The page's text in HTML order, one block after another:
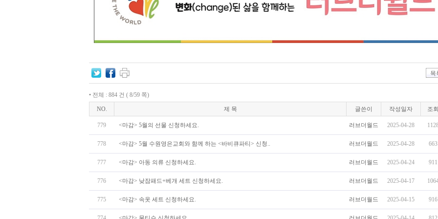
목
• 전체 : 884 건 ( 8/59 쪽)
NO. 제 목 글쓴이 작성일자 조회
779 <마감> 5월의 선물 신청하세요. 러브더월드 2025-04-28
778 <마감> 5월 수원영은교회와 함께 하는 <바비큐파티> 신청.. 러브더월드 2025-04-28 663
777 <마감> 아동 의류 신청하세요. 러브더월드 2025-04-24 911
776 <마감> 낮잠패드+베개 세트 신청하세요. 러브더월드 2025-04-17
775 <마감> 속옷 세트 신청하세요. 러브더월드 2025-04-15 916